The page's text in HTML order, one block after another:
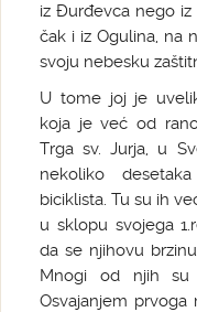
iz Đurđevca nego iz
čak i iz Ogulina, na
svoju nebesku
U tome joj je
koja je već od
Trga sv. Jurja, u
nekoliko
biciklista. Tu su ih
u sklopu svojega
da se njihovu
Mnogi od njih su
Osvajanjem prvoga